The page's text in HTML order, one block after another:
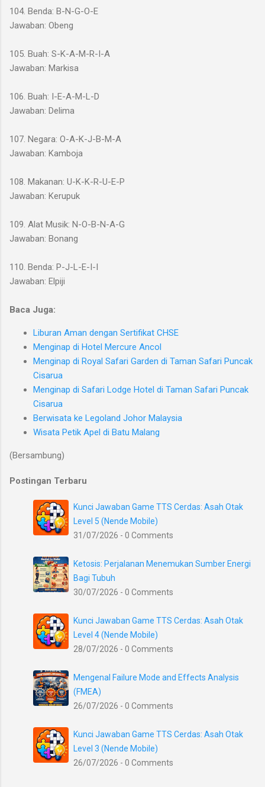
104. Benda: B-N-G-O-E
Jawaban: Obeng
105. Buah: S-K-A-M-R-I-A
Jawaban: Markisa
106. Buah: I-E-A-M-L-D
Jawaban: Delima
107. Negara: O-A-K-J-B-M-A
Jawaban: Kamboja
108. Makanan: U-K-K-R-U-E-P
Jawaban: Kerupuk
109. Alat Musik: N-O-B-N-A-G
Jawaban: Bonang
110. Benda: P-J-L-E-I-I
Jawaban: Elpiji
Baca Juga:
Liburan Aman dengan Sertifikat CHSE
Menginap di Hotel Mercure Ancol
Menginap di Royal Safari Garden di Taman Safari Puncak
Cisarua
Menginap di Safari Lodge Hotel di Taman Safari Puncak
Cisarua
Berwisata ke Legoland Johor Malaysia
Wisata Petik Apel di Batu Malang
(Bersambung)
Postingan Terbaru
Kunci Jawaban Game TTS Cerdas: Asah Otak
Level 5 (Nende Mobile)
31/07/2026 - 0 Comments
Ketosis: Perjalanan Menemukan Sumber Energi
Bagi Tubuh
30/07/2026 - 0 Comments
Kunci Jawaban Game TTS Cerdas: Asah Otak
Level 4 (Nende Mobile)
28/07/2026 - 0 Comments
Mengenal Failure Mode and Effects Analysis
(FMEA)
26/07/2026 - 0 Comments
Kunci Jawaban Game TTS Cerdas: Asah Otak
Level 3 (Nende Mobile)
26/07/2026 - 0 Comments